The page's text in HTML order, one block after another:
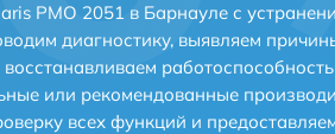
PMO 2051 в Барнауле с
диагностику, выявляем
работоспособность
или рекомендованные
всех функций и